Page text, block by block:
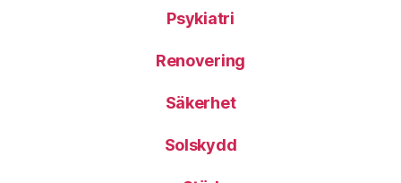
Psykiatri
Renovering
Säkerhet
Solskydd